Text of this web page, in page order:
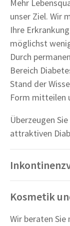
Mehr
unser Ziel. Wir
Ihre
möglichst
Durch
Bereich
Stand der
Form mitteilen
Überzeugen
attraktiven
Kosmetik
Wir beraten